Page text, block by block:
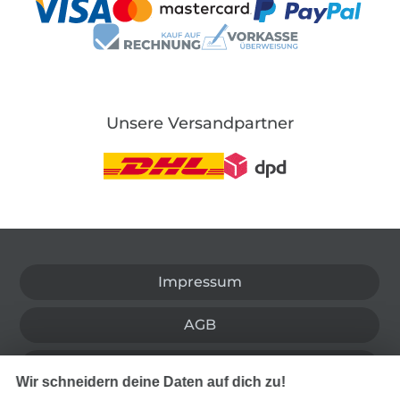
Unsere Versandpartner
Impressum
AGB
Wir schneidern deine Daten auf dich zu!